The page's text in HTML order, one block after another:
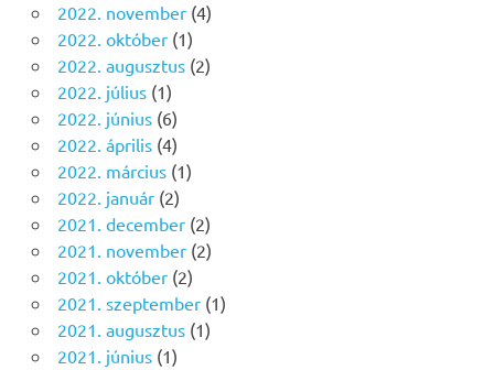
2022. november(4)
2022. október(1)
2022. augusztus(2)
2022. július(1)
2022. június(6)
2022. április(4)
2022. március(1)
2022. január(2)
2021. december(2)
2021. november(2)
2021. október(2)
2021. szeptember(1)
2021. augusztus(1)
2021. június(1)